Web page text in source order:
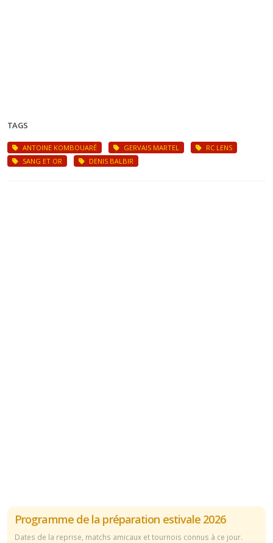
TAGS
ANTOINE KOMBOUARÉ GERVAIS MARTEL
RC LENS
SANG ET OR
DENIS BALBIR
Programme de la préparation estivale 2026
Dates de la reprise, matchs amicaux et tournois connus à ce jour.